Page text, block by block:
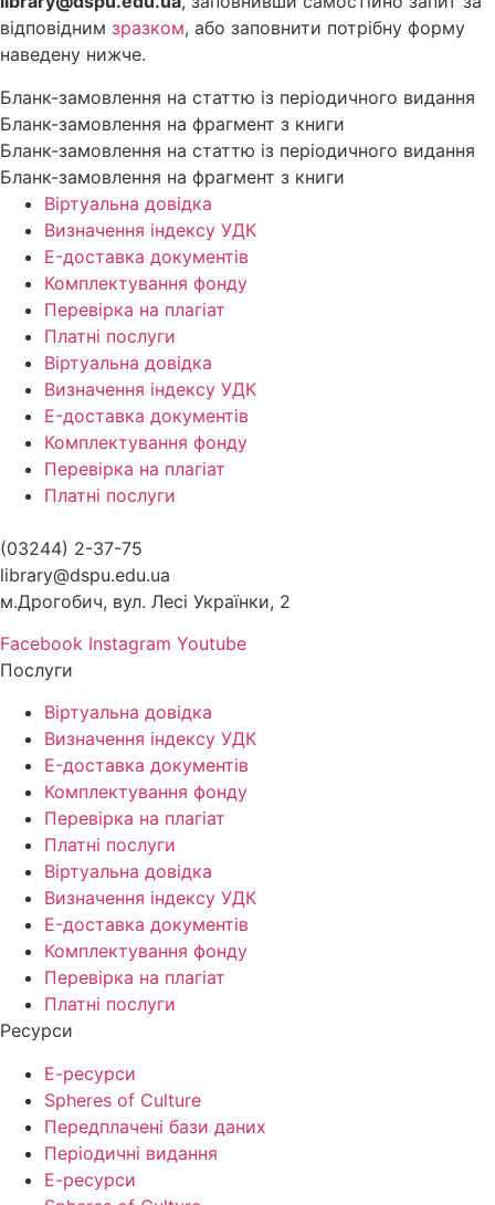
відповідним зразком, або заповнити потрібну форму
наведену нижче.
Бланк-замовлення на статтю із періодичного видання
Бланк-замовлення на фрагмент з книги
Бланк-замовлення на статтю із періодичного видання
Бланк-замовлення на фрагмент з книги
Віртуальна довідка
Визначення індексу УДК
E-доставка документів
Комплектування фонду
Перевірка на плагіат
Платні послуги
Віртуальна довідка
Визначення індексу УДК
E-доставка документів
Комплектування фонду
Перевірка на плагіат
Платні послуги
(03244) 2-37-75
library@dspu.edu.ua
м.Дрогобич, вул. Лесі Українки, 2
Facebook Instagram Youtube
Послуги
Віртуальна довідка
Визначення індексу УДК
E-доставка документів
Комплектування фонду
Перевірка на плагіат
Платні послуги
Віртуальна довідка
Визначення індексу УДК
E-доставка документів
Комплектування фонду
Перевірка на плагіат
Платні послуги
Ресурси
Е-ресурси
Spheres of Culture
Передплачені бази даних
Періодичні видання
Е-ресурси